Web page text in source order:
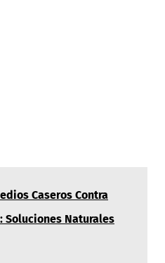
Caseros Contra
Soluciones Naturales